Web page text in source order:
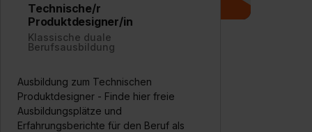
Technische/r
Produktdesigner/in
Klassische duale
Berufsausbildung
Ausbildung zum Technischen
Produktdesigner - Finde hier freie
Ausbildungsplätze und
Erfahrungsberichte für den Beruf als